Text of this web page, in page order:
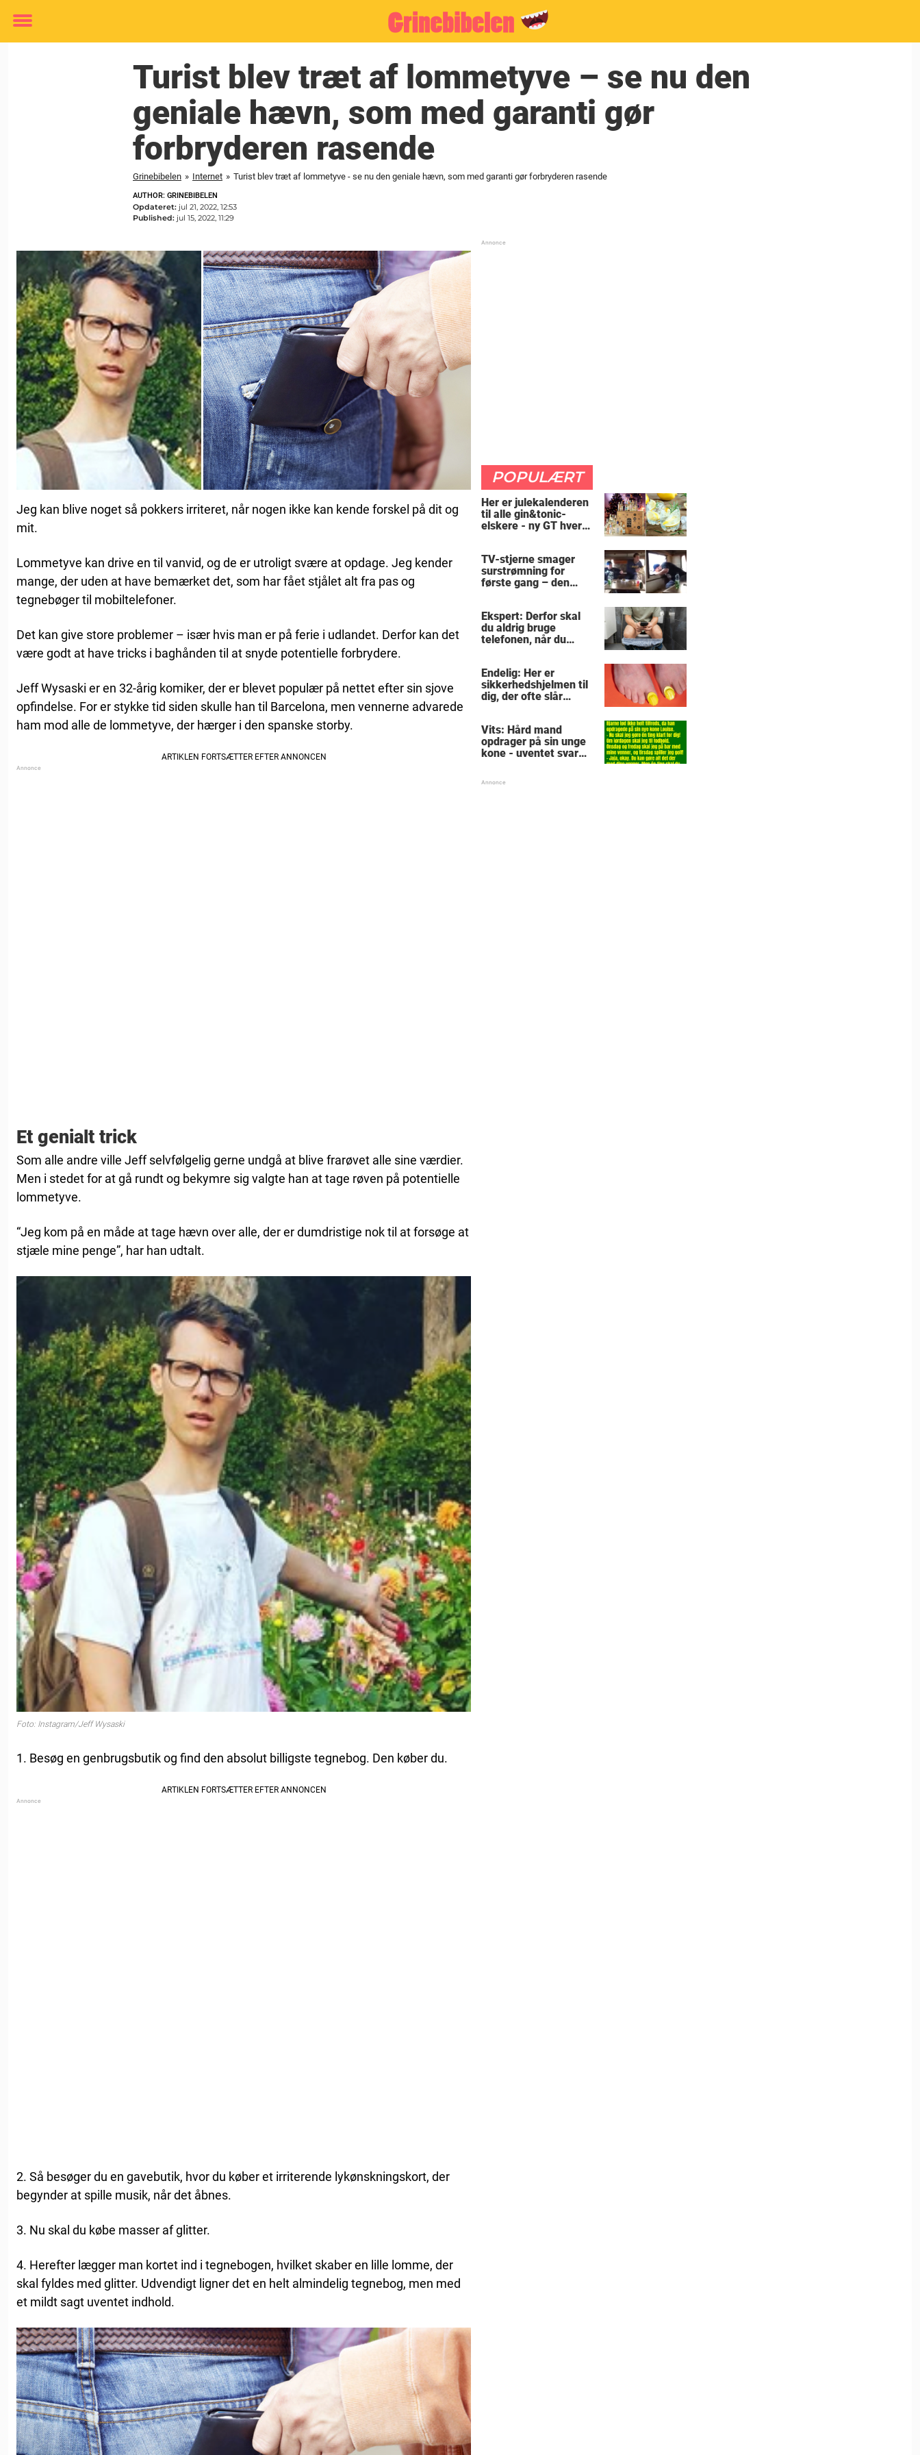
Toggle
Turist blev træt af lommetyve – se nu den
geniale hævn, som med garanti gør
forbryderen rasende
Grinebibelen » Internet » Turist blev træt af lommetyve - se nu den geniale hævn, som med garanti gør forbryderen rasende
AUTHOR: GRINEBIBELEN
Opdateret: jul 21, 2022, 12:53
Published: jul 15, 2022, 11:29
Jeg kan blive noget så pokkers irriteret, når nogen ikke kan kende forskel på dit og
mit.
Lommetyve kan drive en til vanvid, og de er utroligt svære at opdage. Jeg kender
mange, der uden at have bemærket det, som har fået stjålet alt fra pas og
tegnebøger til mobiltelefoner.
Det kan give store problemer – især hvis man er på ferie i udlandet. Derfor kan det
være godt at have tricks i baghånden til at snyde potentielle forbrydere.
Jeff Wysaski er en 32-årig komiker, der er blevet populær på nettet efter sin sjove
opfindelse. For er stykke tid siden skulle han til Barcelona, men vennerne advarede
ham mod alle de lommetyve, der hærger i den spanske storby.
Et genialt trick
Som alle andre ville Jeff selvfølgelig gerne undgå at blive frarøvet alle sine værdier.
Men i stedet for at gå rundt og bekymre sig valgte han at tage røven på potentielle
lommetyve.
“Jeg kom på en måde at tage hævn over alle, der er dumdristige nok til at forsøge at
stjæle mine penge”, har han udtalt.
Foto: Instagram/Jeff Wysaski
1. Besøg en genbrugsbutik og find den absolut billigste tegnebog. Den køber du.
2. Så besøger du en gavebutik, hvor du køber et irriterende lykønskningskort, der
begynder at spille musik, når det åbnes.
3. Nu skal du købe masser af glitter.
4. Herefter lægger man kortet ind i tegnebogen, hvilket skaber en lille lomme, der
skal fyldes med glitter. Udvendigt ligner det en helt almindelig tegnebog, men med
et mildt sagt uventet indhold.
POPULÆRT
Her er julekalenderen
til alle gin&tonic-
elskere - ny GT hver
TV-stjerne smager
surstrømning for
første gang – den
skrige af grin
Ekspert: Derfor skal
du aldrig bruge
telefonen, når du
Endelig: Her er
sikkerhedshjelmen til
dig, der ofte slår
Vits: Hård mand
opdrager på sin unge
kone - uventet svar